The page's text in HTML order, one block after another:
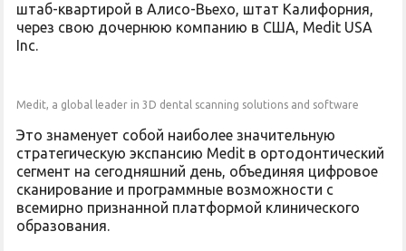
штаб-квартирой в Алисо-Вьехо, штат Калифорния,
через свою дочернюю компанию в США, Medit USA
Inc.
Medit, a global leader in 3D dental scanning solutions and software
Это знаменует собой наиболее значительную
стратегическую экспансию Medit в ортодонтический
сегмент на сегодняшний день, объединяя цифровое
сканирование и программные возможности с
всемирно признанной платформой клинического
образования.